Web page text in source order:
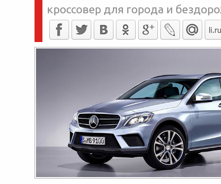
кроссовер для города и